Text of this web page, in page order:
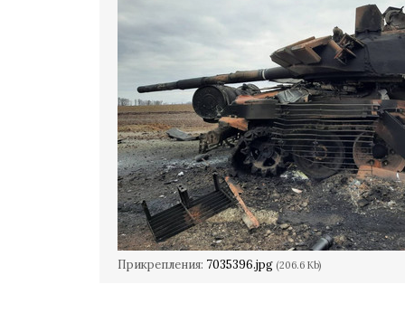
Прикрепления: 7035396.jpg (206.6 Kb)